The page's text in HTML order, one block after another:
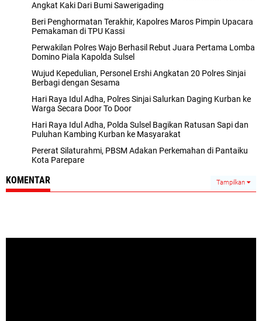
Angkat Kaki Dari Bumi Sawerigading
Beri Penghormatan Terakhir, Kapolres Maros Pimpin Upacara
Pemakaman di TPU Kassi
Perwakilan Polres Wajo Berhasil Rebut Juara Pertama Lomba
Domino Piala Kapolda Sulsel
Wujud Kepedulian, Personel Ershi Angkatan 20 Polres Sinjai
Berbagi dengan Sesama
Hari Raya Idul Adha, Polres Sinjai Salurkan Daging Kurban ke
Warga Secara Door To Door
Hari Raya Idul Adha, Polda Sulsel Bagikan Ratusan Sapi dan
Puluhan Kambing Kurban ke Masyarakat
Pererat Silaturahmi, PBSM Adakan Perkemahan di Pantaiku
Kota Parepare
KOMENTAR Tampilkan